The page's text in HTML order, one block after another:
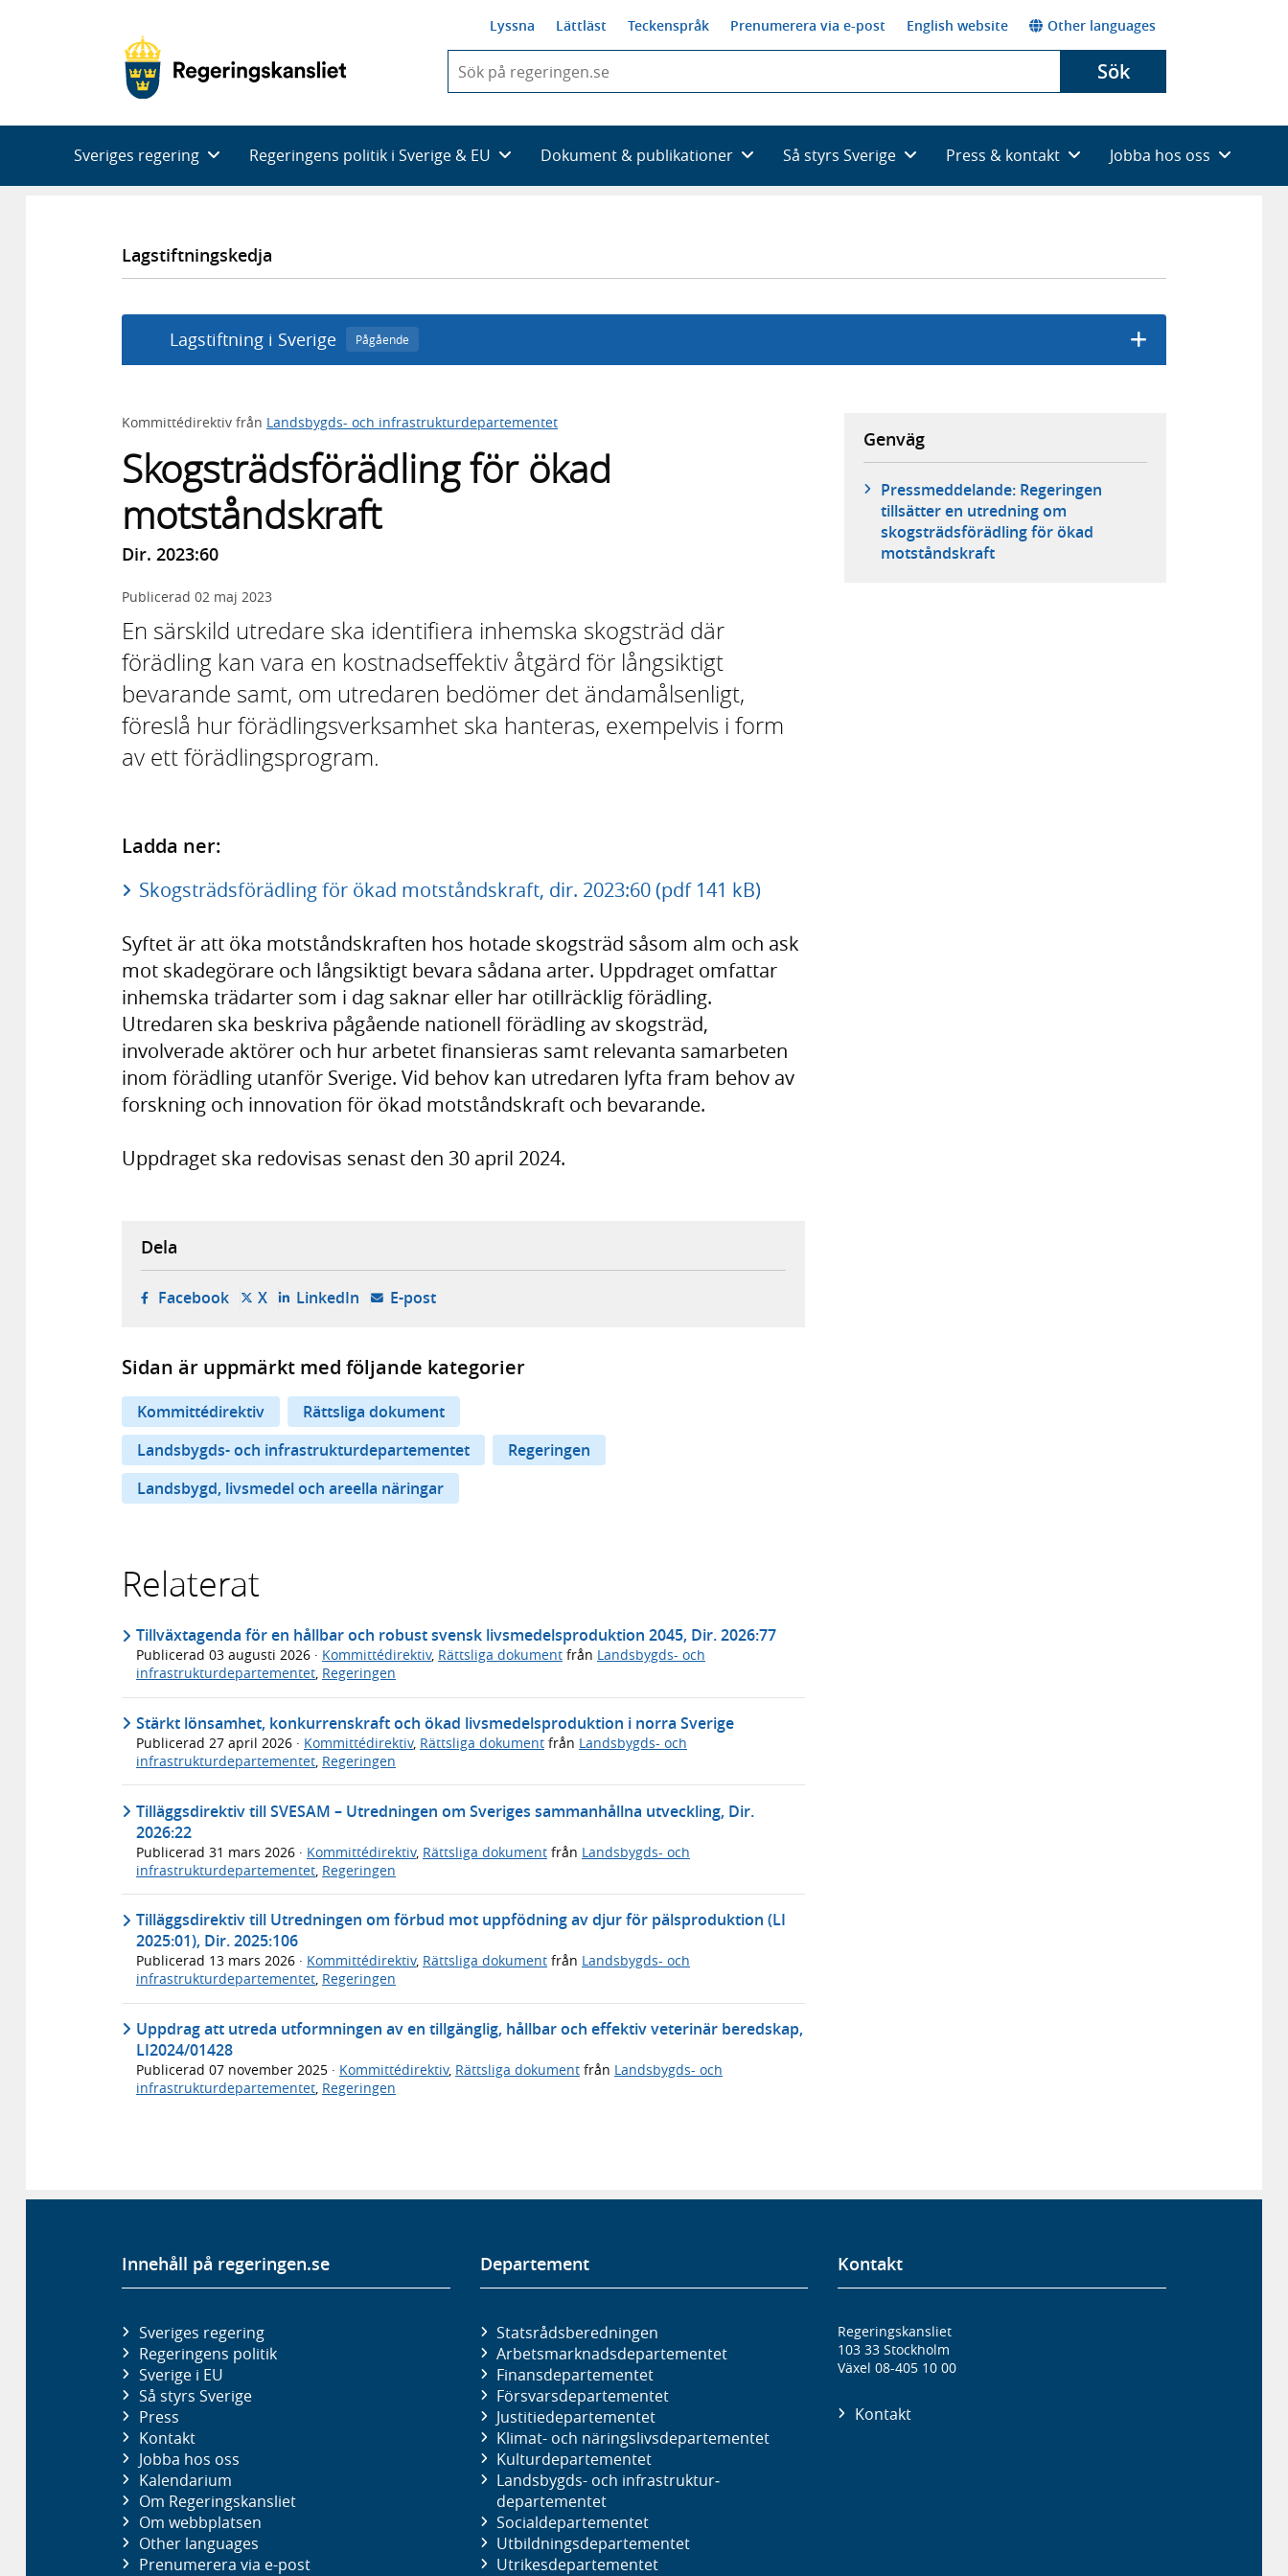
Lyssna Lättläst Teckenspråk Prenumerera via e-post English website Other languages
du
skriva
framträder
en
Sök
Sveriges regering Regeringens politik i Sverige & EU Dokument & publikationer Så styrs Sverige Press & kontakt Jobba hos oss
Lagstiftningskedja
Lagstiftning i Sverige Pågående
Kommittédirektiv från Landsbygds- och infrastrukturdepartementet
Skogsträdsförädling för ökad
motståndskraft
Dir. 2023:60
Publicerad 02 maj 2023
En särskild utredare ska identifiera inhemska skogsträd där
förädling kan vara en kostnadseffektiv åtgärd för långsiktigt
bevarande samt, om utredaren bedömer det ändamålsenligt,
föreslå hur förädlingsverksamhet ska hanteras, exempelvis i form
av ett förädlingsprogram.
Ladda ner:
Skogsträdsförädling för ökad motståndskraft, dir. 2023:60 (pdf 141 kB)
Syftet är att öka motståndskraften hos hotade skogsträd såsom alm och ask
mot skadegörare och långsiktigt bevara sådana arter. Uppdraget omfattar
inhemska trädarter som i dag saknar eller har otillräcklig förädling.
Utredaren ska beskriva pågående nationell förädling av skogsträd,
involverade aktörer och hur arbetet finansieras samt relevanta samarbeten
inom förädling utanför Sverige. Vid behov kan utredaren lyfta fram behov av
forskning och innovation för ökad motståndskraft och bevarande.
Uppdraget ska redovisas senast den 30 april 2024.
Genväg
Pressmeddelande: Regeringen
tillsätter en utredning om
skogsträdsförädling för ökad
motståndskraft
Dela
Facebook- öppnas i ny flik, extern webbplats,
X- öppnas i ny flik, extern webbplats,
LinkedIn- öppnas i ny flik, extern webbplats,
E-post- öppnar din e-postklient,
Sidan är uppmärkt med följande kategorier
Kommittédirektiv
Rättsliga dokument
Landsbygds- och infrastrukturdepartementet
Regeringen
Landsbygd, livsmedel och areella näringar
Relaterat
Tillväxtagenda för en hållbar och robust svensk livsmedelsproduktion 2045, Dir. 2026:77
Publicerad 03 augusti 2026 · Kommittédirektiv, Rättsliga dokument från Landsbygds- och
infrastrukturdepartementet, Regeringen
Stärkt lönsamhet, konkurrenskraft och ökad livsmedelsproduktion i norra Sverige
Publicerad 27 april 2026 · Kommittédirektiv, Rättsliga dokument från Landsbygds- och
infrastrukturdepartementet, Regeringen
Tilläggsdirektiv till SVESAM – Utredningen om Sveriges sammanhållna utveckling, Dir.
2026:22
Publicerad 31 mars 2026 · Kommittédirektiv, Rättsliga dokument från Landsbygds- och
infrastrukturdepartementet Regeringen
Tilläggsdirektiv till Utredningen om förbud mot uppfödning av djur för pälsproduktion (LI
2025:01), Dir. 2025:106
Publicerad 13 mars 2026 · Kommittédirektiv, Rättsliga dokument från Landsbygds- och
infrastrukturdepartementet, Regeringen
Uppdrag att utreda utformningen av en tillgänglig, hållbar och effektiv veterinär beredskap,
LI2024/01428
Publicerad 07 november 2025 · Kommittédirektiv, Rättsliga dokument från Landsbygds- och
infrastrukturdepartementet, Regeringen
Innehåll på regeringen.se
Sveriges regering
Regeringens politik
Sverige i EU
Så styrs Sverige
Press
Kontakt
Jobba hos oss
Kalendarium
Om Regeringskansliet
Om webbplatsen
Other languages
Prenumerera via e-post
Departement
Statsrådsberedningen
Arbetsmarknads­departementet
Finans­departementet
Försvars­departementet
Justitie­departementet
Klimat- och näringslivs­departementet
Kultur­departementet
Landsbygds- och infrastruktur­
departementet
Social­departementet
Utbildnings­departementet
Utrikes­departementet
Kontakt
Regeringskansliet
103 33 Stockholm
Växel 08-405 10 00
Kontakt